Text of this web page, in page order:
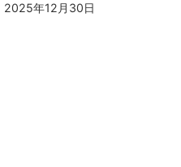
2025年12月30日